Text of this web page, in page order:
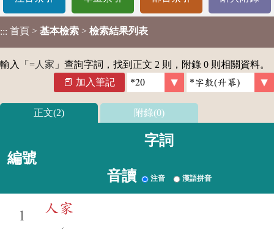
::: 首頁 > 基本檢索 > 檢索結果列表
輸入「 =人家 」查詢字詞，找到正文 2 則，附錄 0 則相關資料。
加入筆記
正文(2) 附錄(0)
編號
字詞
音讀 注音 漢語拼音
1
人家
ˊ